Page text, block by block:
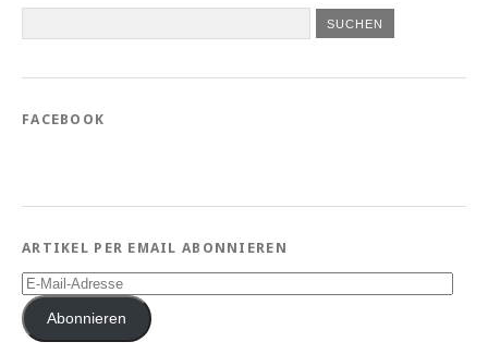
FACEBOOK
ARTIKEL PER EMAIL ABONNIEREN
E-
Mail-
AdresseAbonnieren